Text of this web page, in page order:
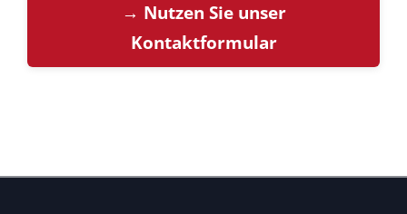
→ Nutzen Sie unser
Kontaktformular